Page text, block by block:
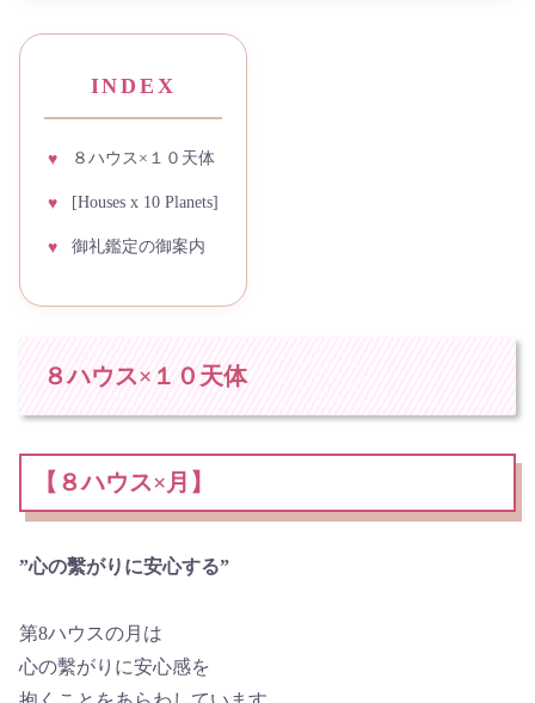
INDEX
８ハウス×１０天体
[Houses x 10 Planets]
御礼鑑定の御案内
８ハウス×１０天体
【８ハウス×月】
”心の繫がりに安心する”
第8ハウスの月は
心の繫がりに安心感を